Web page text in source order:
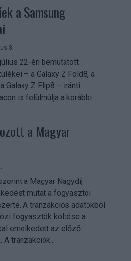
a Samsung
3.
22-én bemutatott
– a Galaxy Z Fold8, a
Galaxy Z Flip8 – iránti
is felülmúlja a korábbi...
a Magyar
a Magyar Nagydíj
mutat a fogyasztói
A tranzakciós adatokból
fogyasztók költése a
emelkedett az előző
tranzakciók...